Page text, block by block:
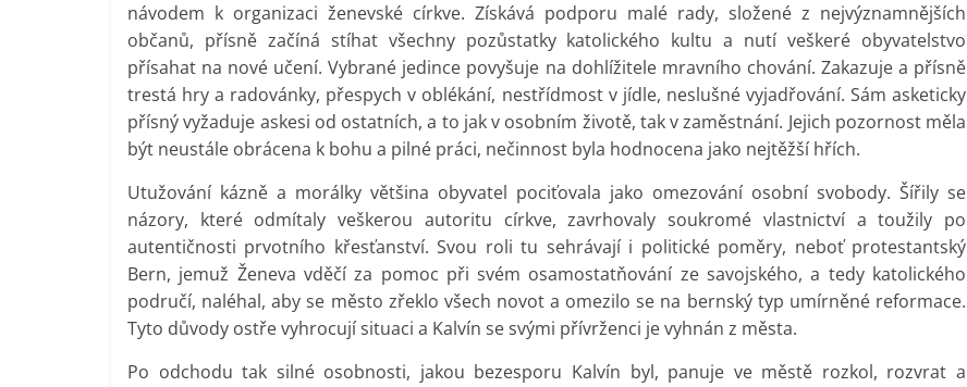
návodem k organizaci ženevské církve. Získává podporu malé rady, složené z nejvýznamnějších
občanů, přísně začíná stíhat všechny pozůstatky katolického kultu a nutí veškeré obyvatelstvo
přísahat na nové učení. Vybrané jedince povyšuje na dohlížitele mravního chování. Zakazuje a přísně
trestá hry a radovánky, přespych v oblékání, nestřídmost v jídle, neslušné vyjadřování. Sám asketicky
přísný vyžaduje askesi od ostatních, a to jak v osobním životě, tak v zaměstnání. Jejich pozornost měla
být neustále obrácena k bohu a pilné práci, nečinnost byla hodnocena jako nejtěžší hřích.
Utužování kázně a morálky většina obyvatel pociťovala jako omezování osobní svobody. Šířily se
názory, které odmítaly veškerou autoritu církve, zavrhovaly soukromé vlastnictví a toužily po
autentičnosti prvotního křesťanství. Svou roli tu sehrávají i politické poměry, neboť protestantský
Bern, jemuž Ženeva vděčí za pomoc při svém osamostatňování ze savojského, a tedy katolického
područí, naléhal, aby se město zřeklo všech novot a omezilo se na bernský typ umírněné reformace.
Tyto důvody ostře vyhrocují situaci a Kalvín se svými přívrženci je vyhnán z města.
Po odchodu tak silné osobnosti, jakou bezesporu Kalvín byl, panuje ve městě rozkol, rozvrat a